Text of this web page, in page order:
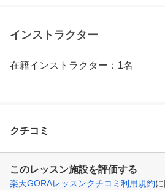
インストラクター
在籍インストラクター：1名
クチコミ
このレッスン施設を評価する
楽天GORAレッスンクチコミ利用規約